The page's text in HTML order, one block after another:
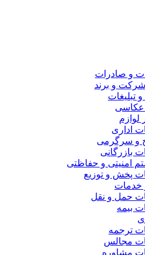
و صادرات
و برند
تبلیغات
عکاسی
لوازم
اداری
و سرگرمی
بازرگانی
امنیتی و حفاظتی
پخش و توزیع
خدمات
حمل و نقل
بیمه
ترجمه
مجالس
مشاوره